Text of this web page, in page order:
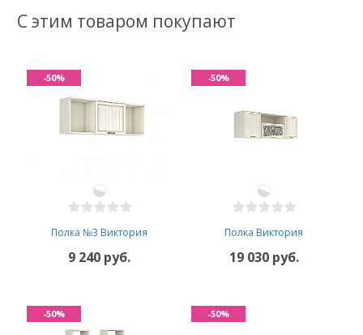
С этим товаром покупают
Полка №3 Виктория
9 240 руб.
-50%
Полка Виктория
19 030 руб.
-50%
-50% -50%